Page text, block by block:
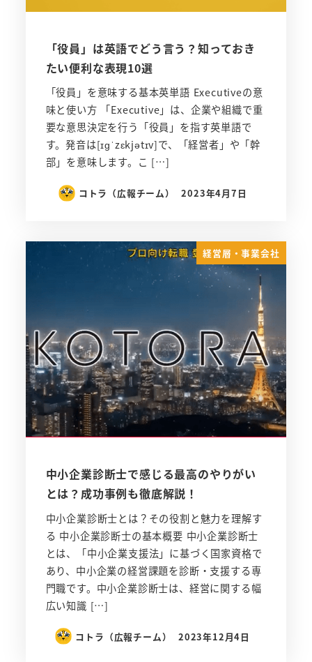
「役員」は英語でどう言う？知っておき
たい便利な表現10選
「役員」を意味する基本英単語 Executiveの意
味と使い方 「Executive」は、企業や組織で重
要な意思決定を行う「役員」を指す英単語で
す。発音は[ɪɡˈzɛkjətɪv]で、「経営者」や「幹
部」を意味します。こ […]
コトラ（広報チーム） 2023年4月7日
経営層・事業会社
中小企業診断士で感じる最高のやりがい
とは？成功事例も徹底解説！
中小企業診断士とは？その役割と魅力を理解す
る 中小企業診断士の基本概要 中小企業診断士
とは、「中小企業支援法」に基づく国家資格で
あり、中小企業の経営課題を診断・支援する専
門職です。中小企業診断士は、経営に関する幅
広い知識 […]
コトラ（広報チーム） 2023年12月4日